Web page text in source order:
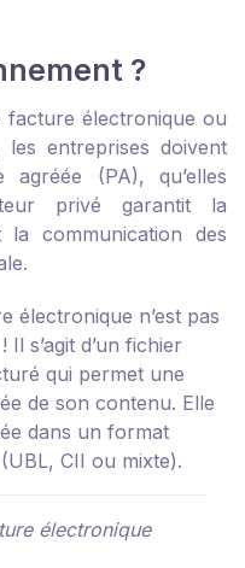
?
électronique ou
entreprises doivent
(PA), qu’elles
privé garantit la
communication des
électronique n’est pas
Il s’agit d’un fichier
qui permet une
de son contenu. Elle
dans un format
CII ou mixte).
électronique